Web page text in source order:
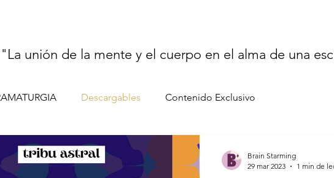
"La unión de la mente y el cuerpo en el alma de una
Descargables Contenido Exclusivo
Brain Starming
29 mar 2023
1 min de